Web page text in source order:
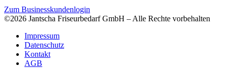
Zum Businesskundenlogin
©2026 Jantscha Friseurbedarf GmbH – Alle Rechte vorbehalten
Impressum
Datenschutz
Kontakt
AGB